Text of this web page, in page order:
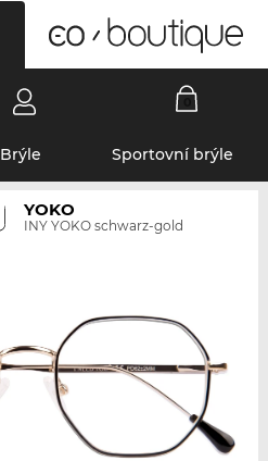
Brýle Sportovní brýle
YOKO
INY YOKO schwarz-gold